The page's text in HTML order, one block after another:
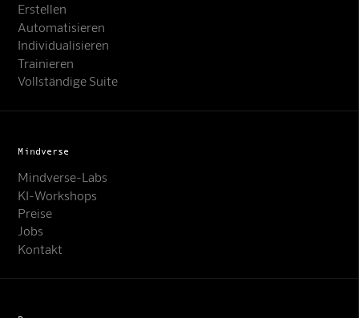
Erstellen
Automatisieren
Individualisieren
Trainieren
Vollständige Suite
Mindverse
Mindverse-Labs
KI-Workshops
Preise
Jobs
Kontakt